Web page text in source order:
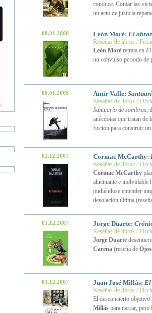
conduce. Contar las
un acto de justicia
08.01.2008 León Moré: El
Reseñas de libros /
León Moréretrata en El
un convulso periodo de
08.01.2008 Amir Valle:
Reseñas de libros /
Santuario de sombras,
anécdotas que tratan de
ficción para construir
02.12.2007 Cormac McCarthy:
Reseñas de libros /
Cormac McCarthy
alucinante e inolvidable
pudiéndose entender
desolación última
01.12.2007 Jorge Duarte:
Reseñas de libros /
Jorge Duarte
Carena(reseña de
01.12.2007 Juan José Millás: El
Reseñas de libros /
El desconcierto objetivo
Milláspara narrar, pero